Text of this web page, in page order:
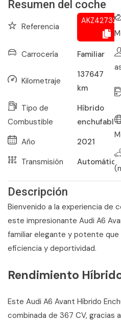
Resumen del coche
Referencia
Carrocería Familiar
Kilometraje
137647
km
Tipo de
Combustible
Híbrido
enchufable
Año
2021
Transmisión
Automático
Descripción
Bienvenido a la experiencia de
este impresionante Audi A6
familiar elegante y potente
eficiencia y deportividad.
Rendimiento
Este Audi A6 Avant Híbrido
combinada de 367 CV, gracias